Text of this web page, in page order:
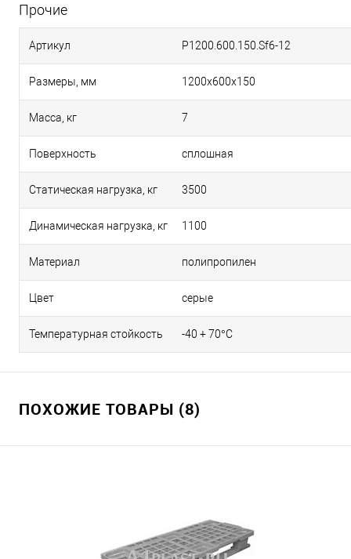
Прочие
Артикул P1200.600.150.Sf6-12
Размеры, мм 1200х600х150
Масса, кг 7
Поверхность сплошная
Статическая нагрузка, кг 3500
Динамическая нагрузка, кг 1100
Материал полипропилен
Цвет серые
Температурная стойкость -40 + 70°С
ПОХОЖИЕ ТОВАРЫ (8)